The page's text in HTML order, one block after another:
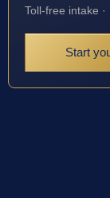
Toll-free intake
Start